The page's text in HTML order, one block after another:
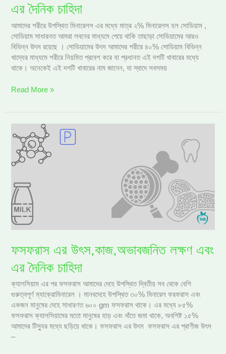
এর দৈনিক চাহিদা
আমাদের শরীরে উপস্থিত মিনারেলস এর মধ্যে মাত্র ২% মিনারেলস হল সোডিয়াম ,
সোডিয়াম সাধারনত আমরা লবনের মাধ্যমে পেয়ে থাকি তাছাড়া সোডিয়ামের আরও
বিভিন্ন উৎস রয়েছে । সোডিয়ামের উৎস আমাদের শরীরে ৪০% সোডিয়াম বিভিন্ন
খাদ্যের মাধ্যমে শরীরে নিয়মিত প্রবেশ করে যা প্রধানত এই দশটি খাবারের মধ্যে
থাকে। অনেকেই এই দশটি খাবারের নাম জানেন, যা স্বাদে সবসময়
Read More »
ফসফরাস এর উৎস,কাজ,অভাবজনিত লক্ষণ এবং
এর দৈনিক চাহিদা
ক্যালসিয়াম এর পর ফসফরাস আমাদের দেহে উপস্থিত দ্বিতীয় সব থেকে বেশি
গুরুত্বপূর্ণ ম্যাক্রোমিনারেল । মানবদেহে উপস্থিত ৩০% মিনারেল ফরফরাস এবং
একজন মানুষের দেহে সাধারণত ৬০০ gm ফসফরাস থাকে। এর মধ্যে ৮৫%
ফসফরাস ক্যালসিয়ামের মতো মানুষের হাড় এবং দাঁতে জমা থাকে, অবশিষ্ট ১৫%
আমাদের টিস্যুর মধ্যে ছড়িয়ে থাকে। ফসফরাস এর উৎস ফসফরাস এর প্রাণীজ উৎস
–
এর
উৎস,কাজ,অভাবজনিত
লক্ষণ
এর
দৈনিক
চাহিদা